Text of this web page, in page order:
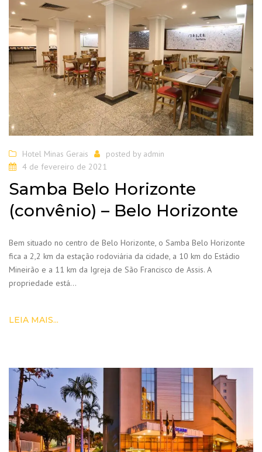
Hotel Minas Gerais posted by admin
4 de fevereiro de 2021
Samba Belo Horizonte
(convênio) – Belo Horizonte
Bem situado no centro de Belo Horizonte, o Samba Belo Horizonte
fica a 2,2 km da estação rodoviária da cidade, a 10 km do Estádio
Mineirão e a 11 km da Igreja de São Francisco de Assis. A
propriedade está…
LEIA MAIS...